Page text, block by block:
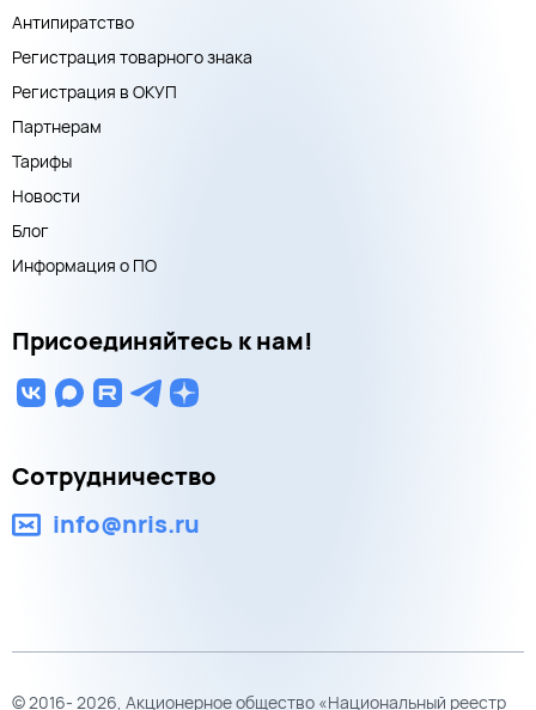
Антипиратство
Регистрация товарного знака
Регистрация в ОКУП
Партнерам
Тарифы
Новости
Блог
Информация о ПО
Присоединяйтесь к нам!
Сотрудничество
info@nris.ru
© 2016- 2026, Акционерное общество «Национальный реестр